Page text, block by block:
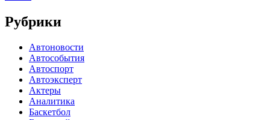
Рубрики
Автоновости
Автособытия
Автоспорт
Автоэксперт
Актеры
Аналитика
Баскетбол